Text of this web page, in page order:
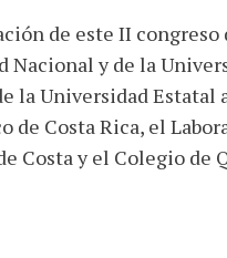
de este II
Nacional y de la
la Universidad
de Costa Rica, el
Costa y el Colegio de